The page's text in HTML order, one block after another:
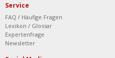
Service
FAQ / Häufige Fragen
Lexikon / Glossar
Expertenfrage
Newsletter